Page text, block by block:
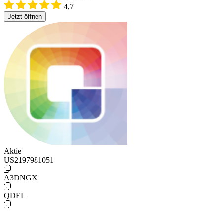
4,7
Jetzt öffnen
Aktie
US2197981051
A3DNGX
QDEL